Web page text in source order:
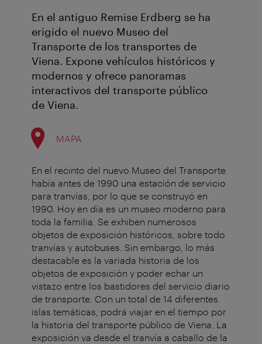
En el antiguo Remise Erdberg se ha
erigido el nuevo Museo del
Transporte de los transportes de
Viena. Expone vehículos históricos y
modernos y ofrece panoramas
interactivos del transporte público
de Viena.
MAPA
En el recinto del nuevo Museo del Transporte
había antes de 1990 una estación de servicio
para tranvías, por lo que se construyó en
1990. Hoy en día es un museo moderno para
toda la familia. Se exhiben numerosos
objetos de exposición históricos, sobre todo
tranvías y autobuses. Sin embargo, lo más
destacable es la variada historia de los
objetos de exposición y poder echar un
vistazo entre los bastidores del servicio diario
de transporte. Con un total de 14 diferentes
islas temáticas, podrá viajar en el tiempo por
la historia del transporte público de Viena. La
exposición va desde el tranvía a caballo de la